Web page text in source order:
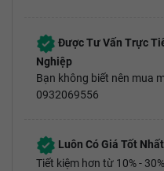
Được Tư Vấn Trực
Nghiệp
Bạn không biết nên mua
0932069556
Luôn Có Giá Tốt
Tiết kiệm hơn từ 10% - 30%